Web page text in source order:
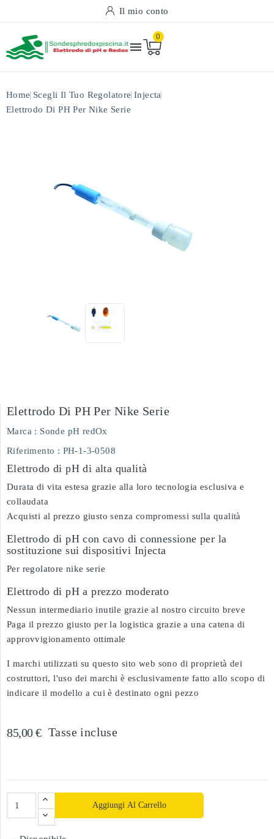
Il mio conto

0
Home Scegli Il Tuo Regolatore Injecta
Elettrodo Di PH Per Nike Serie
Elettrodo Di PH Per Nike Serie
Marca : Sonde pH redOx
Riferimento : PH-1-3-0508
Elettrodo di pH di alta qualità
Durata di vita estesa grazie alla loro tecnologia esclusiva e
collaudata
Acquisti al prezzo giusto senza compromessi sulla qualità
Elettrodo di pH con cavo di connessione per la
sostituzione sui dispositivi Injecta
Per regolatore nike serie
Elettrodo di pH a prezzo moderato
Nessun intermediario inutile grazie al nostro circuito breve
Paga il prezzo giusto per la logistica grazie a una catena di
approvvigionamento ottimale
I marchi utilizzati su questo sito web sono di proprietà dei
costruttori, l'uso dei marchi è esclusivamente fatto allo scopo di
indicare il modello a cui è destinato ogni pezzo
85,00 € Tasse incluse
Aggiungi Al Carrello